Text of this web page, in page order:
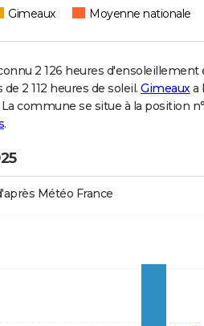
Gimeaux Moyenne nationale
2 126 heures d'ensoleillement
2 112 heures de soleil. Gimeauxa
commune se situe à la position
.
Météo France